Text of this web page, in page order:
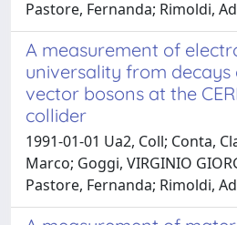
Pastore, Fernanda; Rimoldi,
A measurement of
universality from
vector bosons at the
collider
1991-01-01 Ua2, Coll; Conta,
Marco; Goggi, VIRGINIO
Pastore, Fernanda; Rimoldi,